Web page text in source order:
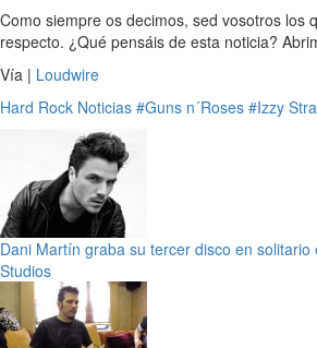
Como siempre os decimos, sed vosotros los
respecto. ¿Qué pensáis de esta noticia?
Vía | Loudwire
Hard Rock Noticias #Guns n´Roses #Izzy
Dani Martín graba su tercer disco en solitario
Studios